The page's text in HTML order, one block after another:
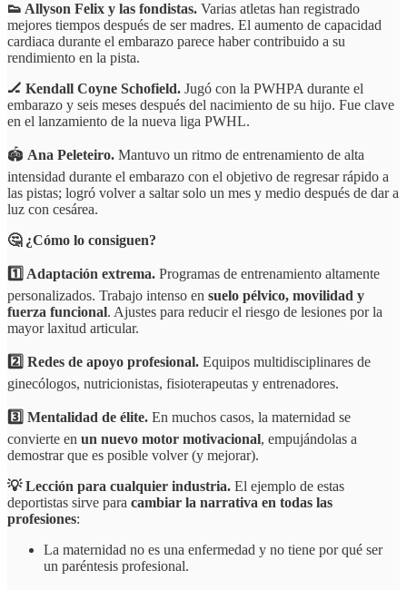
👟 Allyson Felix y las fondistas. Varias atletas han registrado
mejores tiempos después de ser madres. El aumento de capacidad
cardiaca durante el embarazo parece haber contribuido a su
rendimiento en la pista.
🏒 Kendall Coyne Schofield. Jugó con la PWHPA durante el
embarazo y seis meses después del nacimiento de su hijo. Fue clave
en el lanzamiento de la nueva liga PWHL.
🏟️ Ana Peleteiro. Mantuvo un ritmo de entrenamiento de alta
intensidad durante el embarazo con el objetivo de regresar rápido a
las pistas; logró volver a saltar solo un mes y medio después de dar a
luz con cesárea.
🤔 ¿Cómo lo consiguen?
1️⃣ Adaptación extrema. Programas de entrenamiento altamente
personalizados. Trabajo intenso en suelo pélvico, movilidad y
fuerza funcional. Ajustes para reducir el riesgo de lesiones por la
mayor laxitud articular.
2️⃣ Redes de apoyo profesional. Equipos multidisciplinares de
ginecólogos, nutricionistas, fisioterapeutas y entrenadores.
3️⃣ Mentalidad de élite. En muchos casos, la maternidad se
convierte en un nuevo motor motivacional, empujándolas a
demostrar que es posible volver (y mejorar).
💡 Lección para cualquier industria. El ejemplo de estas
deportistas sirve para cambiar la narrativa en todas las
profesiones:
La maternidad no es una enfermedad y no tiene por qué ser
un paréntesis profesional.